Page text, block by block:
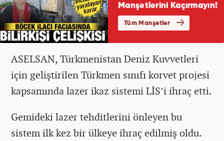
ASELSAN, Türkmenistan Deniz Kuvvetleri
için geliştirilen Türkmen sınıfı korvet projesi
kapsamında lazer ikaz sistemi LİS’i ihraç etti.
Gemideki lazer tehditlerini önleyen bu
sistem ilk kez bir ülkeye ihraç edilmiş oldu.